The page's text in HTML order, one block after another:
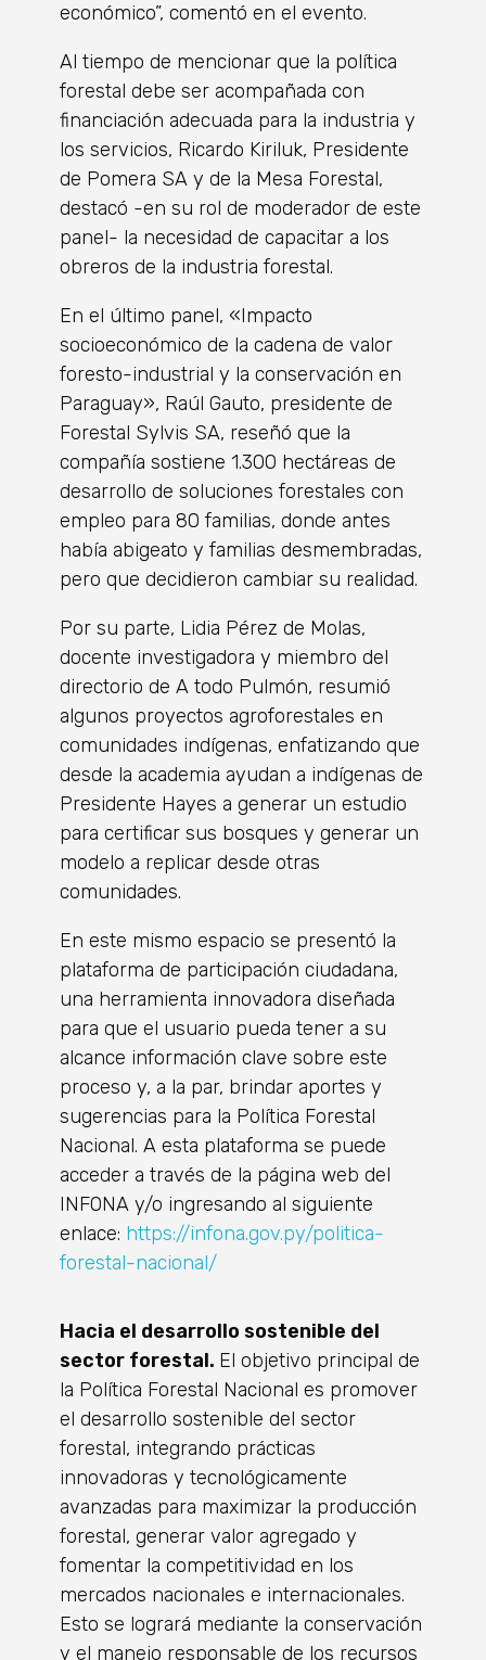
económico”, comentó en el evento.
Al tiempo de mencionar que la política
forestal debe ser acompañada con
financiación adecuada para la industria y
los servicios, Ricardo Kiriluk, Presidente
de Pomera SA y de la Mesa Forestal,
destacó -en su rol de moderador de este
panel- la necesidad de capacitar a los
obreros de la industria forestal.
En el último panel, «Impacto
socioeconómico de la cadena de valor
foresto-industrial y la conservación en
Paraguay», Raúl Gauto, presidente de
Forestal Sylvis SA, reseñó que la
compañía sostiene 1.300 hectáreas de
desarrollo de soluciones forestales con
empleo para 80 familias, donde antes
había abigeato y familias desmembradas,
pero que decidieron cambiar su realidad.
Por su parte, Lidia Pérez de Molas,
docente investigadora y miembro del
directorio de A todo Pulmón, resumió
algunos proyectos agroforestales en
comunidades indígenas, enfatizando que
desde la academia ayudan a indígenas de
Presidente Hayes a generar un estudio
para certificar sus bosques y generar un
modelo a replicar desde otras
comunidades.
En este mismo espacio se presentó la
plataforma de participación ciudadana,
una herramienta innovadora diseñada
para que el usuario pueda tener a su
alcance información clave sobre este
proceso y, a la par, brindar aportes y
sugerencias para la Política Forestal
Nacional. A esta plataforma se puede
acceder a través de la página web del
INFONA y/o ingresando al siguiente
enlace: https://infona.gov.py/politica-
forestal-nacional/
Hacia el desarrollo sostenible del
sector forestal. El objetivo principal de
la Política Forestal Nacional es promover
el desarrollo sostenible del sector
forestal, integrando prácticas
innovadoras y tecnológicamente
avanzadas para maximizar la producción
forestal, generar valor agregado y
fomentar la competitividad en los
mercados nacionales e internacionales.
Esto se logrará mediante la conservación
y el manejo responsable de los recursos